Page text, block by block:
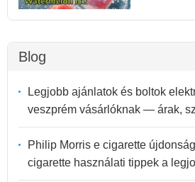
Blog
Legjobb ajánlatok és boltok
veszprém vásárlóknak — árak,
Philip Morris e cigarette
cigarette használati tippek a